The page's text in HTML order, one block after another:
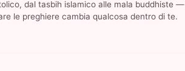
dal tasbih islamico alle mala buddhiste —
le preghiere cambia qualcosa dentro di te.